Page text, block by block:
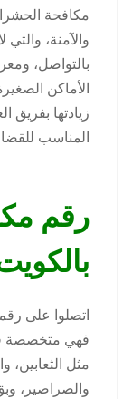
مكافحة
والآمنة،
بالتواصل،
الأماكن
زيادتها بفريق
المناسب
رقم
اتصلوا على
فهي متخصصة
مثل الثعابين،
والصراصير،